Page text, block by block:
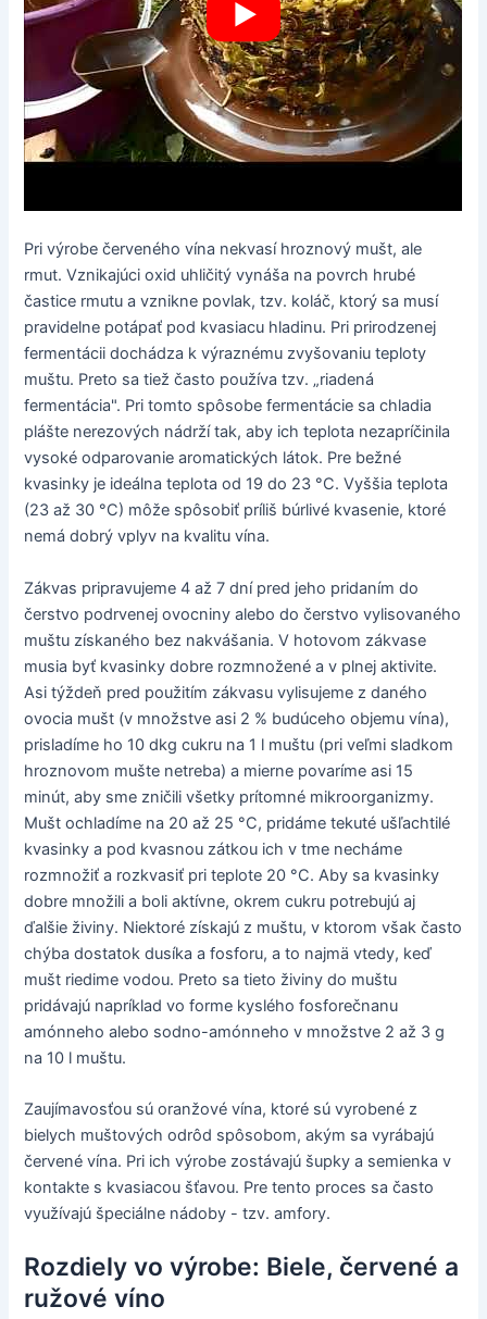
Pri výrobe červeného vína nekvasí hroznový mušt, ale
rmut. Vznikajúci oxid uhličitý vynáša na povrch hrubé
častice rmutu a vznikne povlak, tzv. koláč, ktorý sa musí
pravidelne potápať pod kvasiacu hladinu. Pri prirodzenej
fermentácii dochádza k výraznému zvyšovaniu teploty
muštu. Preto sa tiež často používa tzv. „riadená
fermentácia". Pri tomto spôsobe fermentácie sa chladia
plášte nerezových nádrží tak, aby ich teplota nezapríčinila
vysoké odparovanie aromatických látok. Pre bežné
kvasinky je ideálna teplota od 19 do 23 °C. Vyššia teplota
(23 až 30 °C) môže spôsobiť príliš búrlivé kvasenie, ktoré
nemá dobrý vplyv na kvalitu vína.
Zákvas pripravujeme 4 až 7 dní pred jeho pridaním do
čerstvo podrvenej ovocniny alebo do čerstvo vylisovaného
muštu získaného bez nakvášania. V hotovom zákvase
musia byť kvasinky dobre rozmnožené a v plnej aktivite.
Asi týždeň pred použitím zákvasu vylisujeme z daného
ovocia mušt (v množstve asi 2 % budúceho objemu vína),
prisladíme ho 10 dkg cukru na 1 l muštu (pri veľmi sladkom
hroznovom mušte netreba) a mierne povaríme asi 15
minút, aby sme zničili všetky prítomné mikroorganizmy.
Mušt ochladíme na 20 až 25 °C, pridáme tekuté ušľachtilé
kvasinky a pod kvasnou zátkou ich v tme necháme
rozmnožiť a rozkvasiť pri teplote 20 °C. Aby sa kvasinky
dobre množili a boli aktívne, okrem cukru potrebujú aj
ďalšie živiny. Niektoré získajú z muštu, v ktorom však často
chýba dostatok dusíka a fosforu, a to najmä vtedy, keď
mušt riedime vodou. Preto sa tieto živiny do muštu
pridávajú napríklad vo forme kyslého fosforečnanu
amónneho alebo sodno-amónneho v množstve 2 až 3 g
na 10 l muštu.
Zaujímavosťou sú oranžové vína, ktoré sú vyrobené z
bielych muštových odrôd spôsobom, akým sa vyrábajú
červené vína. Pri ich výrobe zostávajú šupky a semienka v
kontakte s kvasiacou šťavou. Pre tento proces sa často
využívajú špeciálne nádoby - tzv. amfory.
Rozdiely vo výrobe: Biele, červené a
ružové víno